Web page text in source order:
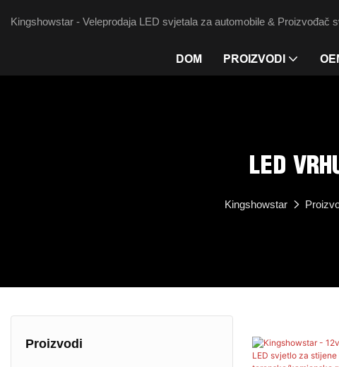
Kingshowstar - Veleprodaja LED svjetala za automobile & Proizvođač
DOM PROIZVODI
LED
Kingshowstar
Proizvodi